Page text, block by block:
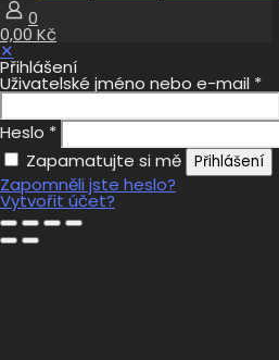
0
0,00 Kč
✕
Přihlášení
Uživatelské jméno nebo e-mail *
Heslo *
Zapamatujte si mě
Přihlášení
Zapomněli jste heslo?
Vytvořit účet?